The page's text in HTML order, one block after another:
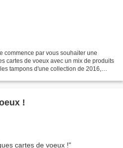
commence par vous souhaiter une
cartes de voeux avec un mix de produits
tampons d'une collection de 2016,
!